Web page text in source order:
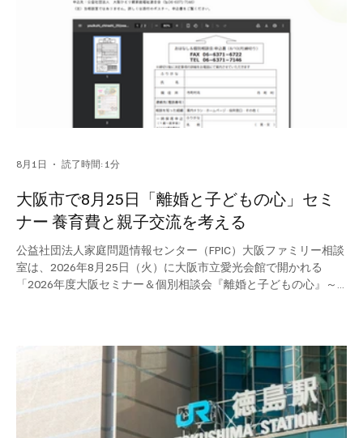
大阪市で8月25日「離婚と子どもの心」セミ
ナー 養育費と親子交流を考える
公益社団法人家庭問題情報センター（FPIC）大阪ファミリー相談
室は、2026年8月25日（火）に大阪市立愛光会館で開かれる
「2026年度大阪セミナー＆個別相談会『離婚と子どもの心』～
いて離婚を考えている人、ひとり親家庭の人、子どもと別居して
いる人など。
8月1日 読了時間: 1分